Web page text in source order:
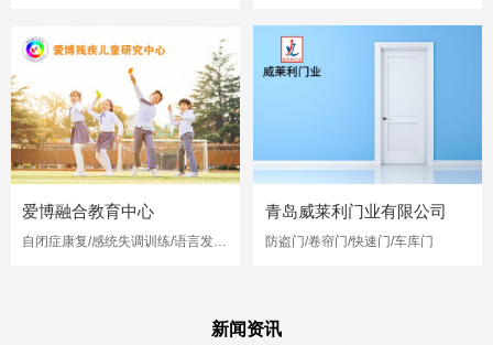
爱博融合教育中心 青岛威莱利门业有限公司
防盗门/卷帘门/快速门/车库门
新闻资讯